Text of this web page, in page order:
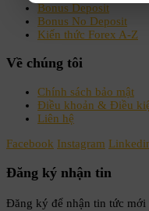
Bonus Deposit
Bonus No Deposit
Kiến thức Forex A-Z
Về chúng tôi
Chính sách bảo mật
Điều khoản & Điều
Liên hệ
Facebook Instagram
Đăng ký nhận tin
Đăng ký để nhận tin tức mới